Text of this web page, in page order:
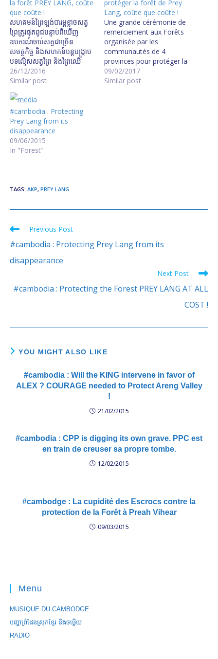
la forêt PREY LANG, coûte
que coûte !
សហគមន៍​ព្រៃ​ឡង់​បារម្ភ​ខ្លាច​សត្វ​
ព្រៃ​ត្រូវ​ផុត​ពូជ​បន្ទាប់​ពី​ឃើញ​
ឧបករណ៍​ចាប់​សត្វ​ជាច្រើន
សមត្ថកិច្ច​ និង​សហគន៍​បន្ត​បង្ក្រាប​
បទល្មើស​​សត្វព្រៃ​ និង​ព្រៃឈើ
Prey Lang Activists Say
Forest Remains Under
Threat យុទ្ធនាការ​ចុះ​ល្បាត​ព្រៃ​
ឡង់​ទ្រង់ទ្រាយ​ធំ​របស់​សហគមន៍​
ទាំង​បួន​ខេត្ត
http://www.rfa.org/khmer/
news/environment/prey-
lang-patroling-
12252016052405.html/h12
26/12/2016
Similar post
protéger la forêt de Prey
Lang, coûte que coûte !
Une grande cérémonie de
remerciement aux Forêts
organisée par les
communautés de 4
provinces pour protéger la
Forêt de Prey Lang. Oui il
faut protéger la forêt de
09/02/2017
Similar post
#cambodia : Protecting
Prey Lang from its
disappearance
09/06/2015
In "Forest"
TAGS: AKP, PREY LANG
Read
more
Previous Post
#cambodia : Protecting Prey Lang from its
disappearance
Next Post
#cambodia : Protecting the Forest PREY LANG AT ALL
COST !
YOU MIGHT ALSO LIKE
#cambodia : Will the KING intervene in favor of
ALEX ? COURAGE needed to Protect Areng Valley
!
21/02/2015
#cambodia : CPP is digging its own grave. PPC est
en train de creuser sa propre tombe.
12/02/2015
#cambodge : La cupidité des Escrocs contre la
protection de la Forêt à Preah Vihear
09/03/2015
Menu
MUSIQUE DU CAMBODGE
បញ្ហាព្រំដែនស្រុកខ្មែរ និងចឞ្លើយ
RADIO